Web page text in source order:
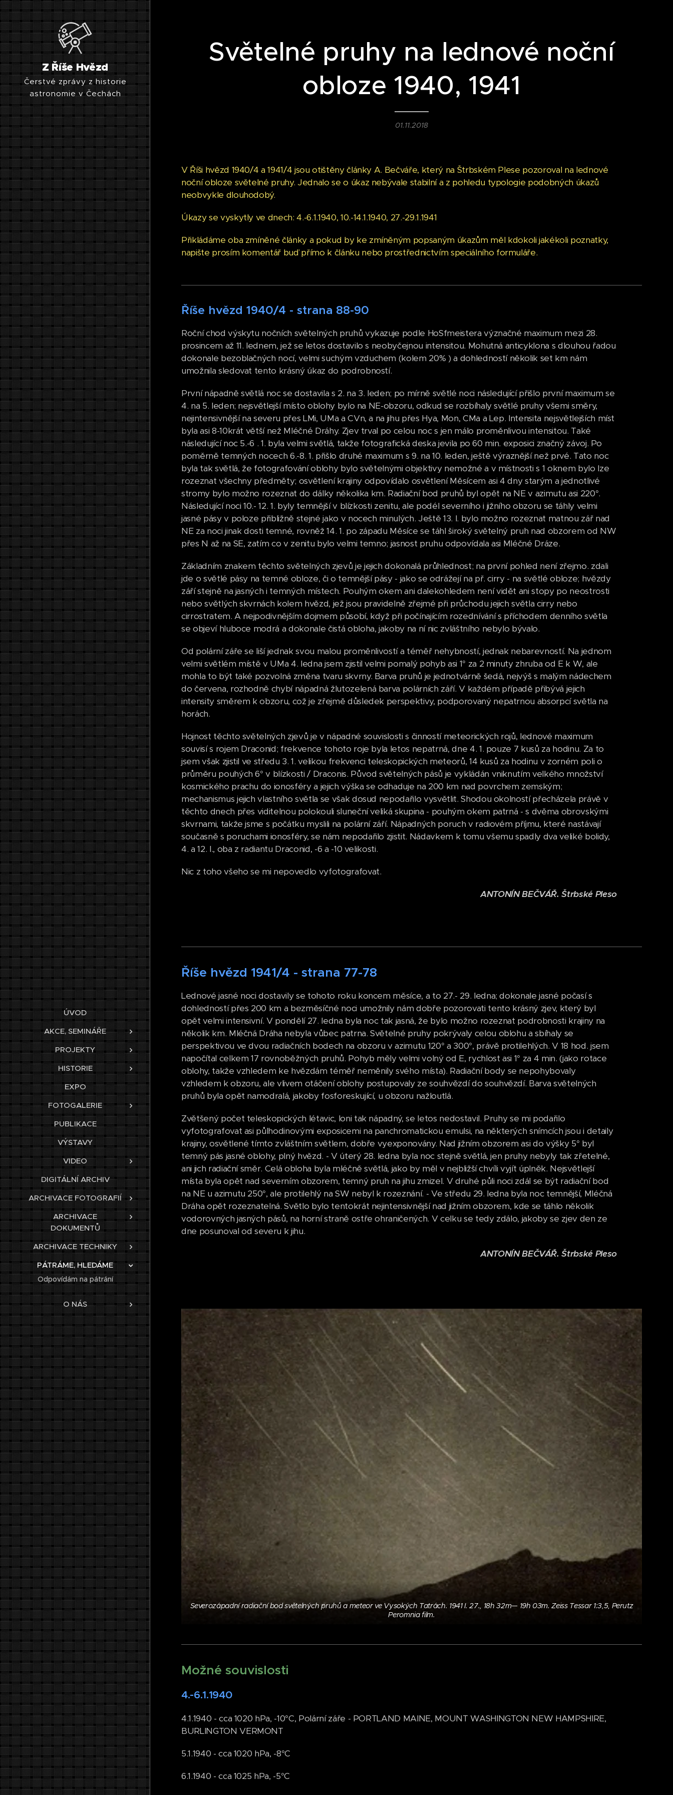
Z Říše Hvězd
Čerstvé zprávy z historie
astronomie v Čechách
ÚVOD
AKCE, SEMINÁŘE
PROJEKTY
HISTORIE
EXPO
FOTOGALERIE
PUBLIKACE
VÝSTAVY
VIDEO
DIGITÁLNÍ ARCHIV
ARCHIVACE FOTOGRAFIÍ
ARCHIVACE
DOKUMENTŮ
ARCHIVACE TECHNIKY
PÁTRÁME, HLEDÁME
Odpovídám na pátrání
O NÁS
Světelné pruhy na lednové noční
obloze 1940, 1941
01.11.2018
V Říši hvězd 1940/4 a 1941/4 jsou otištěny články A. Bečváře, který na Štrbském Plese pozoroval na lednové
noční obloze světelné pruhy. Jednalo se o úkaz nebývale stabilní a z pohledu typologie podobných úkazů
neobvykle dlouhodobý.
Úkazy se vyskytly ve dnech: 4.-6.1.1940, 10.-14.1.1940, 27.-29.1.1941
Přikládáme oba zmíněné články a pokud by ke zmíněným popsaným úkazům měl kdokoli jakékoli poznatky,
napište prosím komentář buď přímo k článku nebo prostřednictvím speciálního formuláře.
Říše hvězd 1940/4 - strana 88-90
Roční chod výskytu nočních světelných pruhů vykazuje podle HoSfmeistera význačné maximum mezi 28.
prosincem až 11. lednem, jež se letos dostavilo s neobyčejnou intensitou. Mohutná anticyklona s dlouhou řadou
dokonale bezoblačných nocí, velmi suchým vzduchem (kolem 20% ) a dohledností několik set km nám
umožnila sledovat tento krásný úkaz do podrobností.
První nápadně světlá noc se dostavila s 2. na 3. leden; po mírně světlé noci následující přišlo první maximum se
4. na 5. leden; nejsvětlejší místo oblohy bylo na NE-obzoru, odkud se rozbíhaly světlé pruhy všemi směry,
nejintensivnější na severu přes LMi, UMa a CVn, a na jihu přes Hya, Mon, CMa a Lep. Intensita nejsvětlejších míst
byla asi 8-10krát větší než Mléčné Dráhy. Zjev trval po celou noc s jen málo proměnlivou intensitou. Také
následující noc 5.-6 . 1. byla velmi světlá, takže fotografická deska jevila po 60 min. exposici značný závoj. Po
poměrně temných nocech 6.-8. 1. přišlo druhé maximum s 9. na 10. leden, ještě výraznější než prvé. Tato noc
byla tak světlá, že fotografování oblohy bylo světelnými objektivy nemožné a v místnosti s 1 oknem bylo lze
rozeznat všechny předměty; osvětlení krajiny odpovídalo osvětlení Měsícem asi 4 dny starým a jednotlivé
stromy bylo možno rozeznat do dálky několika km. Radiační bod pruhů byl opět na NE v azimutu asi 220°.
Následující noci 10.- 12. 1. byly temnější v blízkosti zenitu, ale podél severního i jižního obzoru se táhly velmi
jasné pásy v poloze přibližně stejné jako v nocech minulých. Ještě 13. I. bylo možno rozeznat matnou zář nad
NE za noci jinak dosti temné, rovněž 14. 1. po západu Měsíce se táhl široký světelný pruh nad obzorem od NW
přes N až na SE, zatím co v zenitu bylo velmi temno; jasnost pruhu odpovídala asi Mléčné Dráze.
Základním znakem těchto světelných zjevů je jejich dokonalá průhlednost; na první pohled není zřejmo. zdali
jde o světlé pásy na temné obloze, či o temnější pásy - jako se odrážejí na př. cirry - na světlé obloze; hvězdy
září stejně na jasných i temných místech. Pouhým okem ani dalekohledem není vidět ani stopy po neostrosti
nebo světlých skvrnách kolem hvězd, jež jsou pravidelně zřejmé při průchodu jejich světla cirry nebo
cirrostratem. A nejpodivnějším dojmem působí, když při počínajícím rozednívání s příchodem denního světla
se objeví hluboce modrá a dokonale čistá obloha, jakoby na ní nic zvláštního nebylo bývalo.
Od polární záře se liší jednak svou malou proměnlivostí a téměř nehybností, jednak nebarevností. Na jednom
velmi světlém místě v UMa 4. ledna jsem zjistil velmi pomalý pohyb asi 1° za 2 minuty zhruba od E k W, ale
mohla to být také pozvolná změna tvaru skvrny. Barva pruhů je jednotvárně šedá, nejvýš s malým nádechem
do červena, rozhodně chybí nápadná žlutozelená barva polárních září. V každém případě přibývá jejich
intensity směrem k obzoru, což je zřejmě důsledek perspektivy, podporovaný nepatrnou absorpcí světla na
horách.
Hojnost těchto světelných zjevů je v nápadné souvislosti s činností meteorických rojů, lednové maximum
souvisí s rojem Draconid; frekvence tohoto roje byla letos nepatrná, dne 4. 1. pouze 7 kusů za hodinu. Za to
jsem však zjistil ve středu 3. 1. velikou frekvenci teleskopických meteorů, 14 kusů za hodinu v zorném poli o
průměru pouhých 6° v blízkosti / Draconis. Původ světelných pásů je vykládán vniknutím velkého množství
kosmického prachu do ionosféry a jejich výška se odhaduje na 200 km nad povrchem zemským;
mechanismus jejich vlastního světla se však dosud nepodařilo vysvětlit. Shodou okolností přecházela právě v
těchto dnech přes viditelnou polokouli sluneční veliká skupina - pouhým okem patrná - s dvěma obrovskými
skvrnami, takže jsme s počátku myslili na polární září. Nápadných poruch v radiovém příjmu, které nastávají
současně s poruchami ionosféry, se nám nepodařilo zjistit. Nádavkem k tomu všemu spadly dva veliké bolidy,
4. a 12. I., oba z radiantu Draconid, -6 a -10 velikosti.
Nic z toho všeho se mi nepovedlo vyfotografovat.
ANTONÍN BEČVÁŘ. Štrbské Pleso
Říše hvězd 1941/4 - strana 77-78
Lednové jasné noci dostavily se tohoto roku koncem měsíce, a to 27.- 29. ledna; dokonale jasné počasí s
dohledností přes 200 km a bezměsíčné noci umožnily nám dobře pozorovati tento krásný zjev, který byl
opět velmi intensivní. V pondělí 27. ledna byla noc tak jasná, že bylo možno rozeznat podrobnosti krajiny na
několik km. Mléčná Dráha nebyla vůbec patrna. Světelné pruhy pokrývaly celou oblohu a sbíhaly se
perspektivou ve dvou radiačních bodech na obzoru v azimutu 120° a 300°, právě protilehlých. V 18 hod. jsem
napočítal celkem 17 rovnoběžných pruhů. Pohyb měly velmi volný od E, rychlost asi 1° za 4 min. (jako rotace
oblohy, takže vzhledem ke hvězdám téměř neměnily svého místa). Radiační body se nepohybovaly
vzhledem k obzoru, ale vlivem otáčení oblohy postupovaly ze souhvězdí do souhvězdí. Barva světelných
pruhů byla opět namodralá, jakoby fosforeskující, u obzoru nažloutlá.
Zvětšený počet teleskopických létavic, loni tak nápadný, se letos nedostavil. Pruhy se mi podařilo
vyfotografovat asi půlhodinovými exposicemi na panchromatickou emulsi, na některých snímcích jsou i detaily
krajiny, osvětlené tímto zvláštním světlem, dobře vyexponovány. Nad jižním obzorem asi do výšky 5° byl
temný pás jasné oblohy, plný hvězd. - V úterý 28. ledna byla noc stejně světlá, jen pruhy nebyly tak zřetelné,
ani jich radiační směr. Celá obloha byla mléčně světlá, jako by měl v nejbližší chvíli vyjít úplněk. Nejsvětlejší
místa byla opět nad severním obzorem, temný pruh na jihu zmizel. V druhé půli noci zdál se být radiační bod
na NE u azimutu 250°, ale protilehlý na SW nebyl k rozeznání. - Ve středu 29. ledna byla noc temnější, Mléčná
Dráha opět rozeznatelná. Světlo bylo tentokrát nejintensivnější nad jižním obzorem, kde se táhlo několik
vodorovných jasných pásů, na horní straně ostře ohraničených. V celku se tedy zdálo, jakoby se zjev den ze
dne posunoval od severu k jihu.
ANTONÍN BEČVÁŘ. Štrbské Pleso
Severozápadní radiační bod světelných pruhů a meteor ve Vysokých Tatrách. 1941 I. 27., 18h 32m— 19h 03m. Zeiss Tessar 1:3,5, Perutz
Peromnia film.
Možné souvislosti
4.-6.1.1940
4.1.1940 - cca 1020 hPa, -10°C, Polární záře - PORTLAND MAINE, MOUNT WASHINGTON NEW HAMPSHIRE,
BURLINGTON VERMONT
5.1.1940 - cca 1020 hPa, -8°C
6.1.1940 - cca 1025 hPa, -5°C